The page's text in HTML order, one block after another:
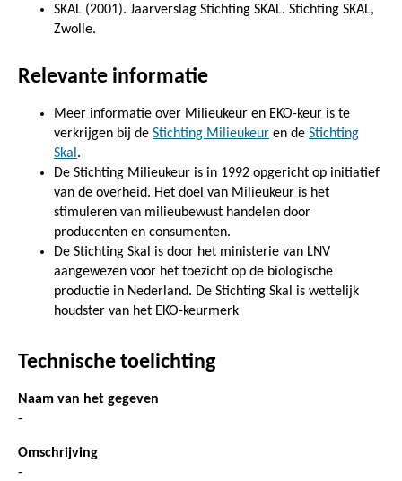
SKAL (2001). Jaarverslag Stichting SKAL. Stichting SKAL,
Zwolle.
Relevante informatie
Meer informatie over Milieukeur en EKO-keur is te
verkrijgen bij de Stichting Milieukeur en de Stichting
Skal .
De Stichting Milieukeur is in 1992 opgericht op initiatief
van de overheid. Het doel van Milieukeur is het
stimuleren van milieubewust handelen door
producenten en consumenten.
De Stichting Skal is door het ministerie van LNV
aangewezen voor het toezicht op de biologische
productie in Nederland. De Stichting Skal is wettelijk
houdster van het EKO-keurmerk
Technische toelichting
Naam van het gegeven
-
Omschrijving
-